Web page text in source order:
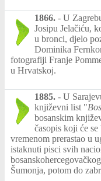
1866. - U
Josipu Jelačiću,
u bronci, djelo
Dominika
fotografiji Franje
u Hrvatskoj.
1885. - U
književni list "
bosanskim
časopis koji će
vremenom prerastao u
istaknuti pisci svih
Šumonja, potom do